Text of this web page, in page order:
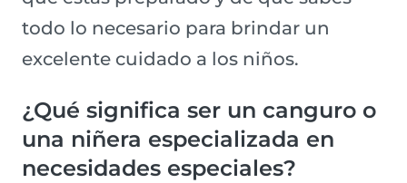
todo lo necesario para brindar un
excelente cuidado a los niños.
¿Qué significa ser un canguro o
una niñera especializada en
necesidades especiales?